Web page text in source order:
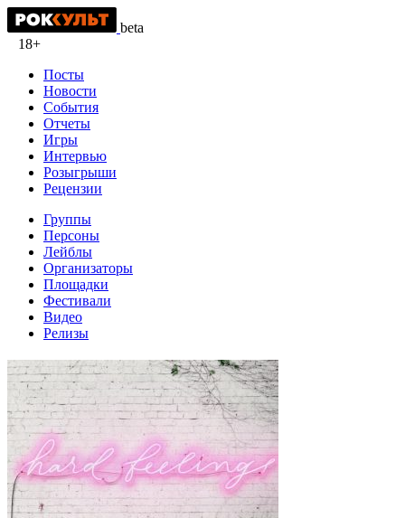
beta
18+
Посты
Новости
События
Отчеты
Игры
Интервью
Розыгрыши
Рецензии
Группы
Персоны
Лейблы
Организаторы
Площадки
Фестивали
Видео
Релизы